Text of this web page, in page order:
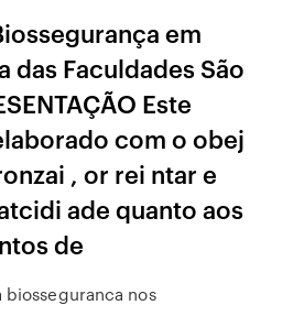
em
das Faculdades São
Este
com o obej
, or rei ntar e
ade quanto aos
de
nos